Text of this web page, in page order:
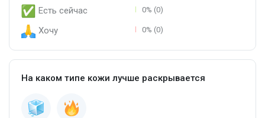
Есть сейчас 0% (0)
Хочу 0% (0)
На каком типе кожи лучше раскрывается